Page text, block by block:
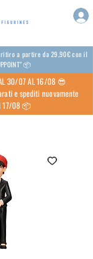
a partire da 29,90€ con il
📦
30/07 AL 16/08 😎
e spediti nuovamente
17/08 📦